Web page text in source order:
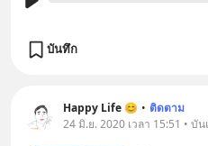
บันทึก
Happy Life 😊 • ติดตาม
24 มิ.ย. 2020 เวลา 15:51 • บัน